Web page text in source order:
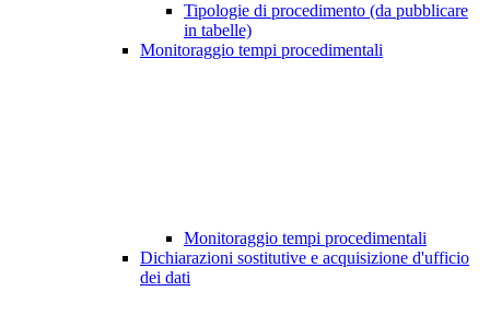
Tipologie di procedimento (da pubblicare
in tabelle)
Monitoraggio tempi procedimentali
Monitoraggio tempi procedimentali
Dichiarazioni sostitutive e acquisizione d'ufficio
dei dati